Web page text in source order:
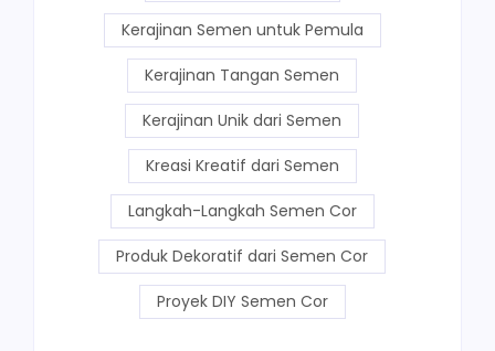
Kerajinan Semen untuk Pemula
Kerajinan Tangan Semen
Kerajinan Unik dari Semen
Kreasi Kreatif dari Semen
Langkah-Langkah Semen Cor
Produk Dekoratif dari Semen Cor
Proyek DIY Semen Cor